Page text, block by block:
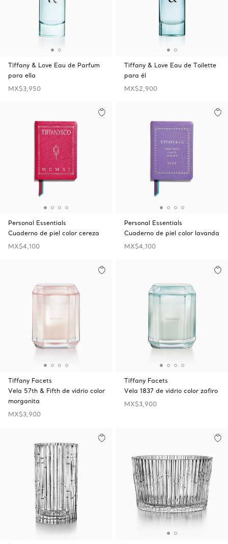
Tiffany & Love Eau de Parfum
para ella
MX$3,950
Tiffany & Love Eau de Toilette
para él
MX$2,900
Personal Essentials
Cuaderno de piel color cereza
MX$4,100
Personal Essentials
Cuaderno de piel color lavanda
MX$4,100
Tiffany Facets
Vela 57th & Fifth de vidrio color
morganita
MX$3,900
Tiffany Facets
Vela 1837 de vidrio color zafiro
MX$3,900